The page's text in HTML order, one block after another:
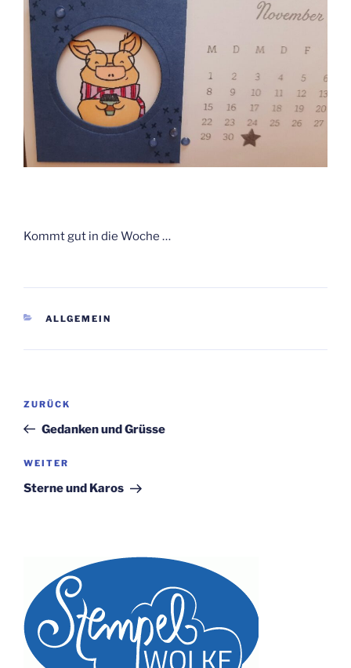
Kommt gut in die Woche …
KATEGORIEN
ALLGEMEIN
Beitragsnavigation
Vorheriger
Beitrag
ZURÜCK
Gedanken und Grüsse
Nächster
Beitrag
WEITER
Sterne und Karos